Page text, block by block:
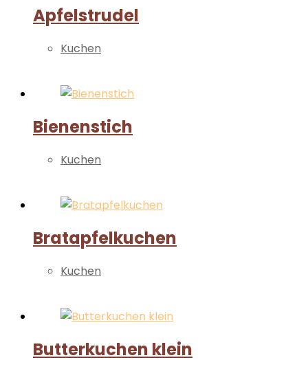
Apfelstrudel
Kuchen
Bienenstich
Kuchen
Bratapfelkuchen
Kuchen
Butterkuchen klein